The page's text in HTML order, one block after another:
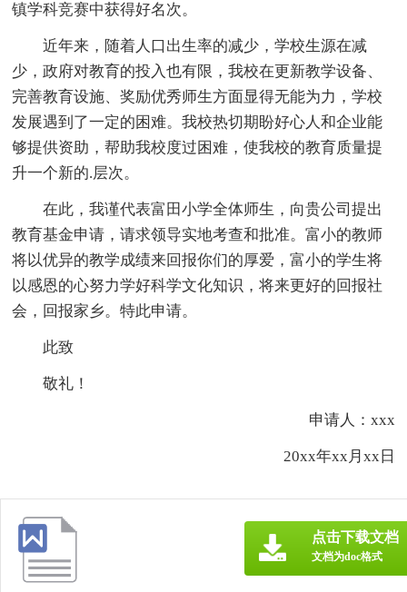
镇学科竞赛中获得好名次。
近年来，随着人口出生率的减少，学校生源在减
少，政府对教育的投入也有限，我校在更新教学设备、
完善教育设施、奖励优秀师生方面显得无能为力，学校
发展遇到了一定的困难。我校热切期盼好心人和企业能
够提供资助，帮助我校度过困难，使我校的教育质量提
升一个新的.层次。
在此，我谨代表富田小学全体师生，向贵公司提出
教育基金申请，请求领导实地考查和批准。富小的教师
将以优异的教学成绩来回报你们的厚爱，富小的学生将
以感恩的心努力学好科学文化知识，将来更好的回报社
会，回报家乡。特此申请。
此致
敬礼！
申请人：xxx
20xx年xx月xx日
点击下载文档
文档为doc格式